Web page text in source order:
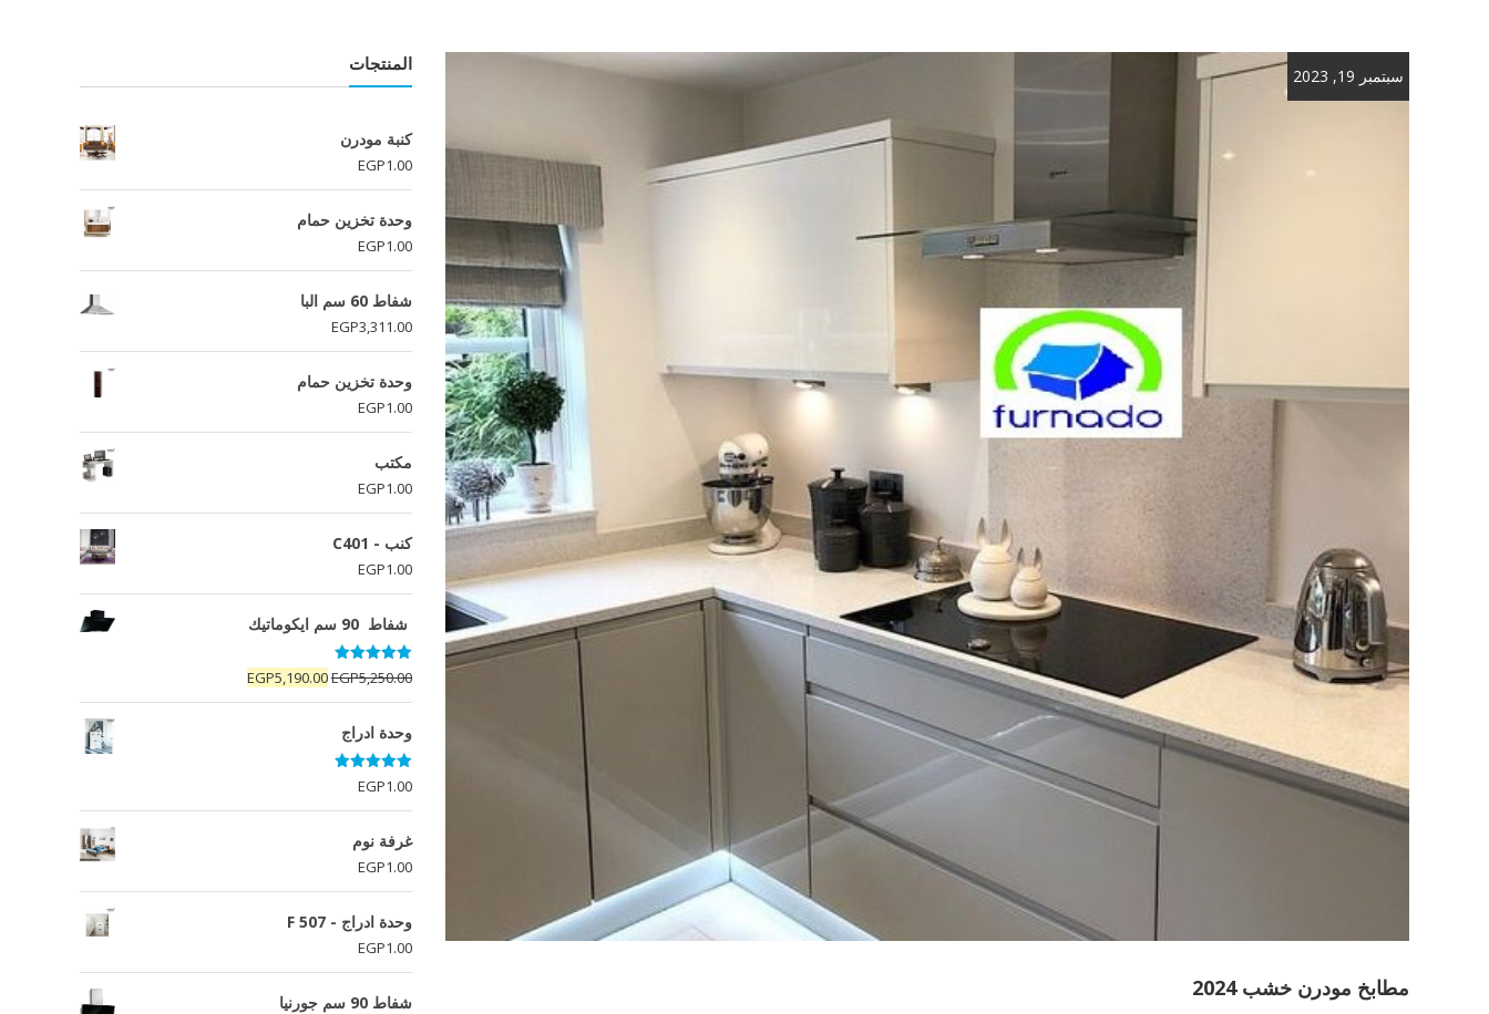
سبتمبر 19, 2023
مطابخ مودرن خشب 2024
المنتجات
كنبة مودرن
EGP1.00
وحدة تخزين حمام
EGP1.00
شفاط 60 سم البا
EGP3,311.00
وحدة تخزين حمام
EGP1.00
مكتب
EGP1.00
كنب - C401
EGP1.00
شفاط 90 سم ايكوماتيك
تم التقييم
5.00 من 5EGP5,250.00
السعر
الأصلي
EGP5,190.00
السعر
الحالي
وحدة ادراج
تم التقييم
5.00
من 5
EGP1.00
غرفة نوم
EGP1.00
وحدة ادراج - F 507
EGP1.00
شفاط 90 سم جورنيا